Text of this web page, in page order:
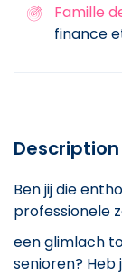
Famille
finance
Ben jij die
professionele
een glimlach
senioren?